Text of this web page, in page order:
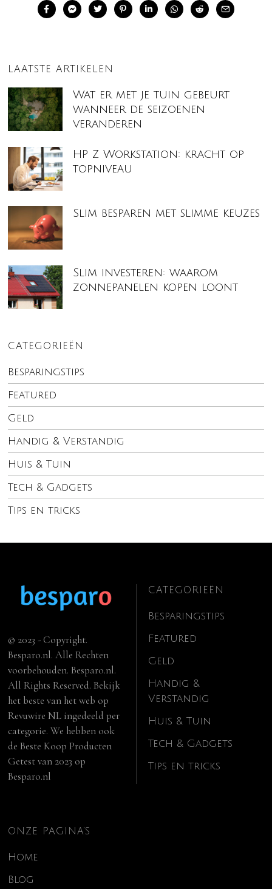
LAATSTE ARTIKELEN
Wat er met je tuin gebeurt
wanneer de seizoenen
veranderen
HP Z Workstation: kracht op
topniveau
Slim besparen met slimme keuzes
Slim investeren: waarom
zonnepanelen kopen loont
CATEGORIEËN
Besparingstips
Featured
Geld
Handig & Verstandig
Huis & Tuin
Tech & Gadgets
Tips en tricks
© 2023 - Copyright.
Besparo.nl. Alle Rechten
voorbehouden. Besparo.nl.
All Rights Reserved. Bekijk
het beste van het web op
Revuwire NL ingedeeld per
categorie. We hebben ook
deBeste Koop Producten
Getest van 2023 op
Besparo.nl
CATEGORIEËN
Besparingstips
Featured
Geld
Handig &
Verstandig
Huis & Tuin
Tech & Gadgets
Tips en tricks
ONZE PAGINA’S
Home
Blog